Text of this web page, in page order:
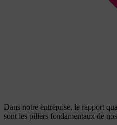
Dans notre entreprise, le rapport
sont les piliers fondamentaux de